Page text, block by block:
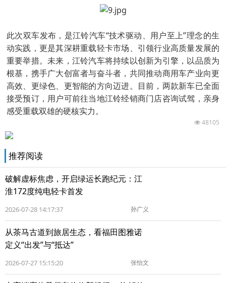
此次双车发布，是江铃汽车“技术驱动、用户至上”理念的生
动实践，更是其深耕重载轻卡市场、引领行业高质量发展的
重要举措。未来，江铃汽车将持续以创新为引擎，以品质为
根基，携手广大创富者与奋斗者，共同推动商用车产业向更
高效、更绿色、更智能的方向迈进。目前，两款新车已全面
接受预订，用户可前往当地江铃经销商门店咨询试驾，亲身
感受重载双雄的硬核实力。
48105
推荐阅读
破解虚标焦虑，开启绿运长跑纪元：江
淮172度纯电轻卡首发
2026-07-28 14:17:37 孙广义
从茶马古道到旅居生态，看福田图雅诺
定义“出发”与“抵达”
2026-07-27 15:15:20 张怡文